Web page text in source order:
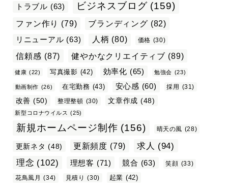
トラブル (63) ビジネスブログ (159)
ファン作り (79) ブランディング (82)
リニューアル (63) 人柄 (80) 価格 (30)
信頼感 (87) 健やかなクリエイティブ (89)
健康 (22) 写真撮影 (42) 効率化 (65) 勉強会 (23)
動画制作 (26) 在宅勤務 (43) 安心感 (60) 採用 (31)
改善 (50) 整理整頓 (30) 文章作成 (48)
新型コロナウイルス (25)
新規ホームページ制作 (156) 晴天の風 (28)
更新ネタ (48) 更新頻度 (79) 求人 (94)
理念 (102) 理想客 (71) 競合 (63) 笑顔 (33)
花鳥風月 (34) 見積り (30) 起業 (42)